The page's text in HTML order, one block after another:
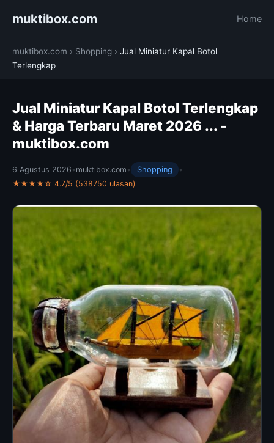
muktibox.com Home
muktibox.com › Shopping › Jual Miniatur Kapal Botol
Terlengkap
Jual Miniatur Kapal Botol Terlengkap
& Harga Terbaru Maret 2026 ... -
muktibox.com
6 Agustus 2026 • muktibox.com • Shopping
•
★★★★☆ 4.7/5 (538750 ulasan)